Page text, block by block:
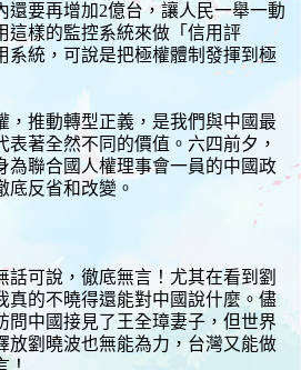
還要再增加2億台，讓人民一舉一動
這樣的監控系統來做「信用評
系統，可說是把極權體制發揮到極
，推動轉型正義，是我們與中國最
表著全然不同的價值。六四前夕，
為聯合國人權理事會一員的中國政
底反省和改變。
話可說，徹底無言！尤其在看到劉
真的不曉得還能對中國說什麼。儘
問中國接見了王全璋妻子，但世界
放劉曉波也無能為力，台灣又能做